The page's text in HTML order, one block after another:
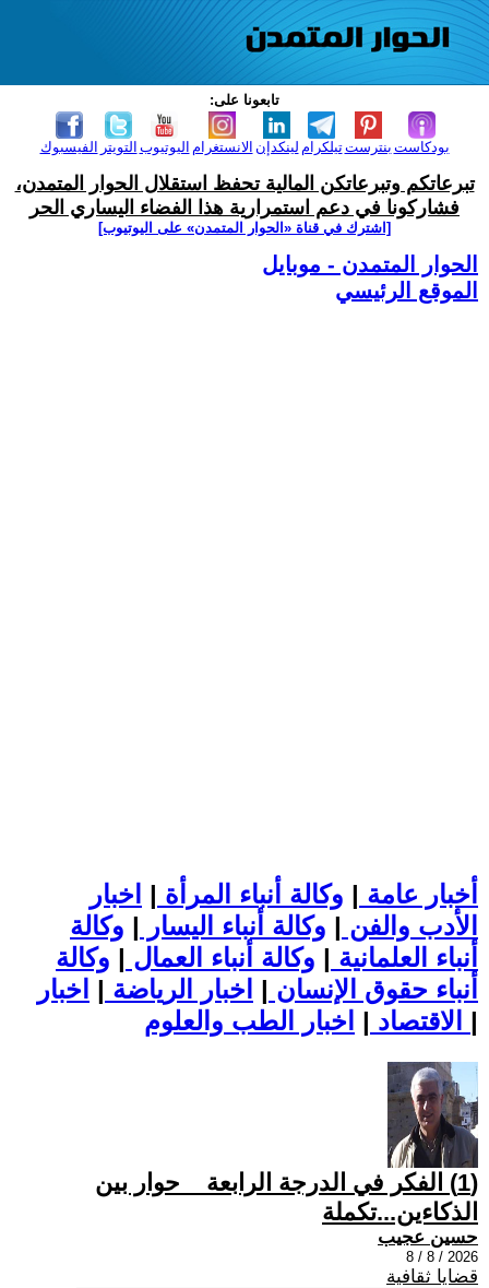
تابعونا على:
الفيسبوك التويتر اليوتيوب الانستغرام لينكدإن تيلكرامبنترست بودكاست
تبرعاتكم وتبرعاتكن المالية تحفظ استقلال الحوار المتمدن،
فشاركونا في دعم استمرارية هذا الفضاء اليساري الحر
[اشترك في قناة ‫«الحوار المتمدن» على اليوتيوب]
الحوار المتمدن - موبايل
الموقع الرئيسي
أخبار عامة | وكالة أنباء المرأة | اخبار
الأدب والفن | وكالة أنباء اليسار | وكالة
أنباء العلمانية | وكالة أنباء العمال | وكالة
أنباء حقوق الإنسان | اخبار الرياضة | اخبار
الاقتصاد | |
(1) الفكر في الدرجة الرابعة _ حوار بين
الذكاءين...تكملة
حسين عجيب
2026 / 8 / 8
قضايا ثقافية